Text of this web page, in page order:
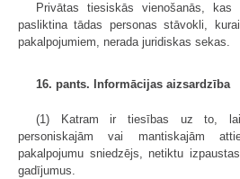
Privātas tiesiskās vienošanās,
pasliktina tādas personas stāvokli,
pakalpojumiem, nerada juridiskas sekas.
16. pants. Informācijas aizsardzība
(1) Katram ir tiesības uz to,
personiskajām vai mantiskajām
pakalpojumu sniedzējs, netiktu
gadījumus.